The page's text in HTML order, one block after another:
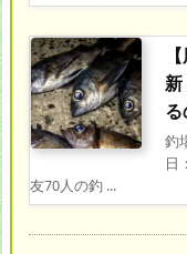
新
釣
日
友70人の釣 ...